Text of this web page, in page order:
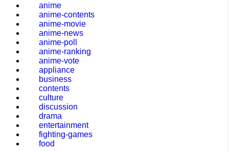
anime
anime-contents
anime-movie
anime-news
anime-poll
anime-ranking
anime-vote
appliance
business
contents
culture
discussion
drama
entertainment
fighting-games
food